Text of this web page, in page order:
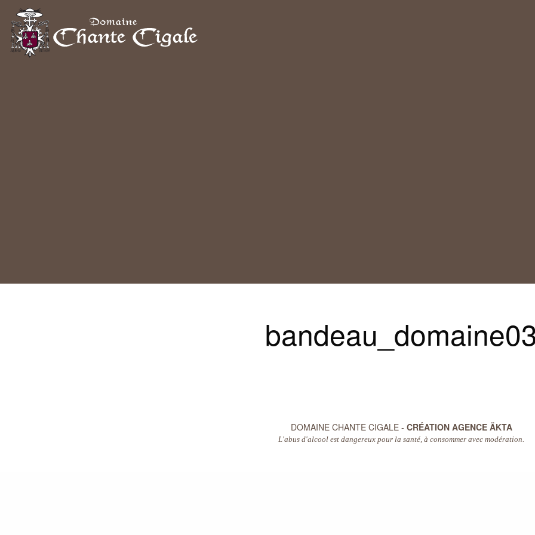
DOMAINE CHANTE CIGALE - CRÉATION AGENCE ÄKTA
L'abus d'alcool est dangereux pour la santé, à consommer avec modération.